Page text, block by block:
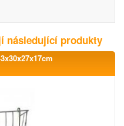
následující produkty